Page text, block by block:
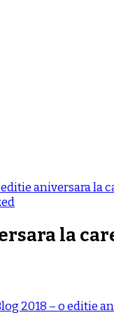
aniversara la
la
2018 – o editie